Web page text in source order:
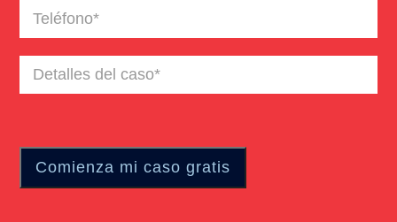
Teléfono(Required)
Detalles
del